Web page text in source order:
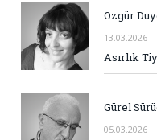
Özgür
13.03.2026
Asırlık
Gürel
05.03.2026